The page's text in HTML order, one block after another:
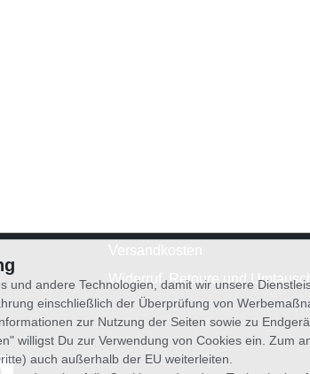
Widerruf, Retoure und
und andere Technologien, damit wir unsere
einschließlich der Überprüfung von
zur Nutzung der Seiten sowie zu
willigst Du zur Verwendung von Cookies ein.
auch außerhalb der EU weiterleiten.